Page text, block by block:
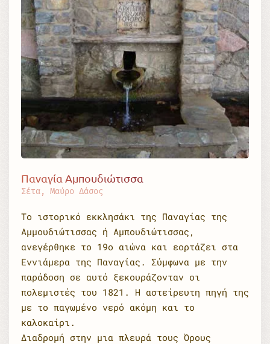
Παναγία Αμπουδιώτισσα
Σέτα, Μαύρο Δάσος
Το ιστορικό εκκλησάκι της Παναγίας της
Αμμουδιώτισσας ή Αμπουδιώτισσας,
ανεγέρθηκε το 19ο αιώνα και εορτάζει στα
Εννιάμερα της Παναγίας. Σύμφωνα με την
παράδοση σε αυτό ξεκουράζονταν οι
πολεμιστές του 1821. Η αστείρευτη πηγή της
με το παγωμένο νερό ακόμη και το
καλοκαίρι.
Διαδρομή στην μια πλευρά τους Όρους